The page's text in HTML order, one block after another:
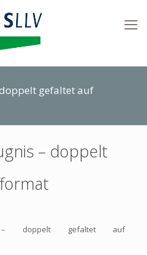
gefaltet auf
– doppelt
– doppelt gefaltet auf